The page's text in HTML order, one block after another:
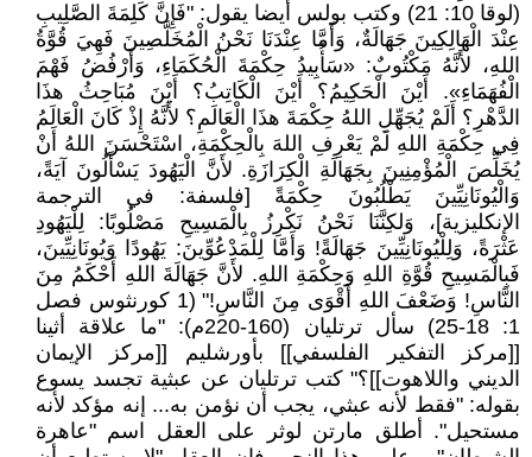
(لوقا 10: 21) وكتب بولس أيضا يقول: "فَإِنَّ كَلِمَةَ الصَّلِيبِ
عِنْدَ الْهَالِكِينَ جَهَالَةٌ، وَأَمَّا عِنْدَنَا نَحْنُ الْمُخَلَّصِينَ فَهِيَ قُوَّةُ
اللهِ، لأَنَّهُ مَكْتُوبٌ: «سَأُبِيدُ حِكْمَةَ الْحُكَمَاءِ، وَأَرْفُضُ فَهْمَ
الْفُهَمَاءِ». أَيْنَ الْحَكِيمُ؟ أَيْنَ الْكَاتِبُ؟ أَيْنَ مُبَاحِثُ هذَا
الدَّهْرِ؟ أَلَمْ يُجَهِّلِ اللهُ حِكْمَةَ هذَا الْعَالَمِ؟ لأَنَّهُ إِذْ كَانَ الْعَالَمُ
فِي حِكْمَةِ اللهِ لَمْ يَعْرِفِ اللهَ بِالْحِكْمَةِ، اسْتَحْسَنَ اللهُ أَنْ
يُخَلِّصَ الْمُؤْمِنِينَ بِجَهَالَةِ الْكِرَازَةِ. لأَنَّ الْيَهُودَ يَسْأَلُونَ آيَةً،
وَالْيُونَانِيِّينَ يَطْلُبُونَ حِكْمَةً [فلسفة: في الترجمة
الإنكليزية]، وَلكِنَّنَا نَحْنُ نَكْرِزُ بِالْمَسِيحِ مَصْلُوبًا: لِلْيَهُودِ
عَثْرَةً، وَلِلْيُونَانِيِّينَ جَهَالَةً! وَأَمَّا لِلْمَدْعُوِّينَ: يَهُودًا وَيُونَانِيِّينَ،
فَبِالْمَسِيحِ قُوَّةِ اللهِ وَحِكْمَةِ اللهِ. لأَنَّ جَهَالَةَ اللهِ أَحْكَمُ مِنَ
النَّاسِ! وَضَعْفَ اللهِ أَقْوَى مِنَ النَّاسِ!" (1 كورنثوس فصل
1: 18-25) سأل ترتليان (160-220م): "ما علاقة أثينا
[[مركز التفكير الفلسفي]] بأورشليم [[مركز الإيمان
الديني واللاهوت]]؟" كتب ترتليان عن عبثية تجسد يسوع
بقوله: "فقط لأنه عبثي، يجب أن نؤمن به... إنه مؤكد لأنه
مستحيل". أطلق مارتن لوثر على العقل اسم "عاهرة